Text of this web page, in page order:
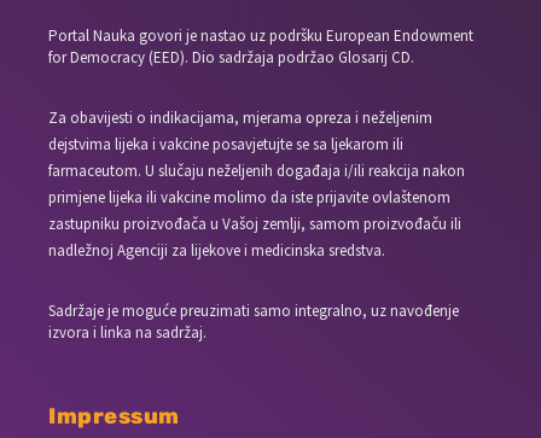
Portal Nauka govori je nastao uz podršku European Endowment
for Democracy (EED). Dio sadržaja podržao Glosarij CD.
Za obavijesti o indikacijama, mjerama opreza i neželjenim
dejstvima lijeka i vakcine posavjetujte se sa ljekarom ili
farmaceutom. U slučaju neželjenih događaja i/ili reakcija nakon
primjene lijeka ili vakcine molimo da iste prijavite ovlaštenom
zastupniku proizvođača u Vašoj zemlji, samom proizvođaču ili
nadležnoj Agenciji za lijekove i medicinska sredstva.
Sadržaje je moguće preuzimati samo integralno, uz navođenje
izvora i linka na sadržaj.
Impressum